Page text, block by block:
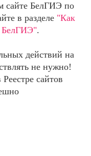
сайте БелГИЭ по
в разделе "Как
БелГИЭ".
действий на
не нужно!
сайтов